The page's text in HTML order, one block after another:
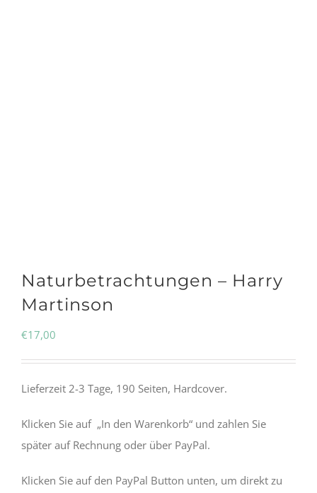
Naturbetrachtungen – Harry
Martinson
€17,00
Lieferzeit 2-3 Tage, 190 Seiten, Hardcover.
Klicken Sie auf „In den Warenkorb“ und zahlen Sie
später auf Rechnung oder über PayPal.
Klicken Sie auf den PayPal Button unten, um direkt zu